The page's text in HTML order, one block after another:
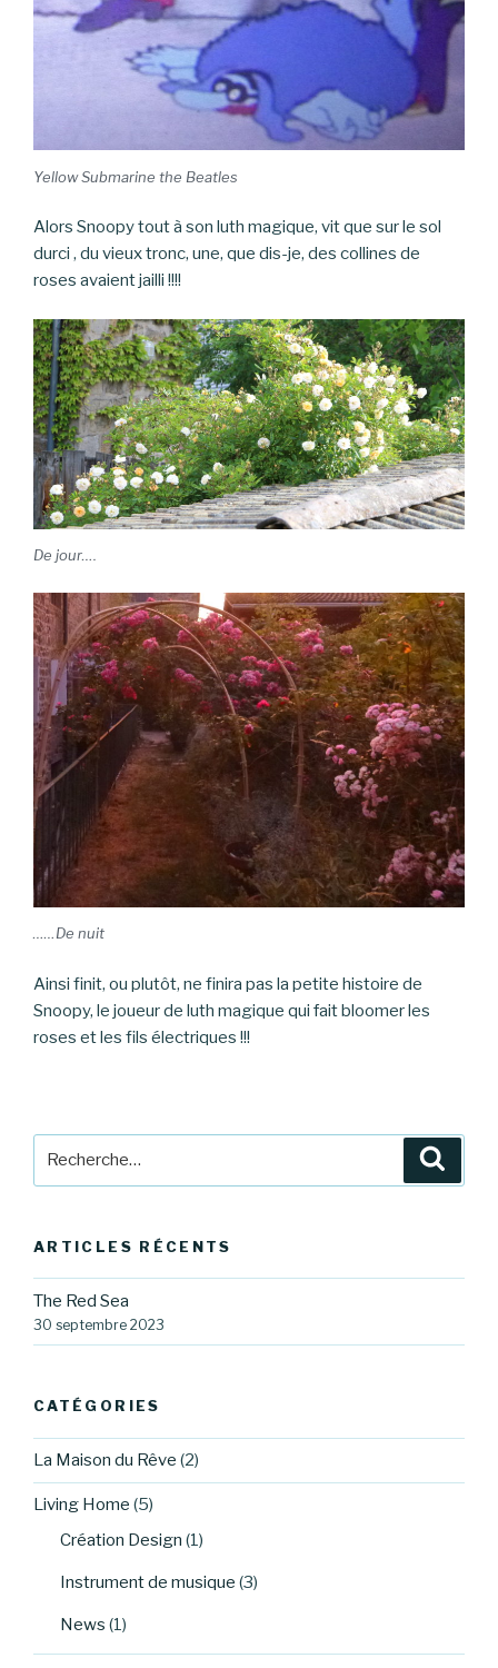
Yellow Submarine the Beatles
Alors Snoopy tout à son luth magique, vit que sur le sol
durci , du vieux tronc, une, que dis-je, des collines de
roses avaient jailli !!!!
De jour….
……De nuit
Ainsi finit, ou plutôt, ne finira pas la petite histoire de
Snoopy, le joueur de luth magique qui fait bloomer les
roses et les fils électriques !!!
ARTICLES RÉCENTS
The Red Sea
30 septembre 2023
CATÉGORIES
La Maison du Rêve (2)
Living Home (5)
Création Design (1)
Instrument de musique (3)
News (1)